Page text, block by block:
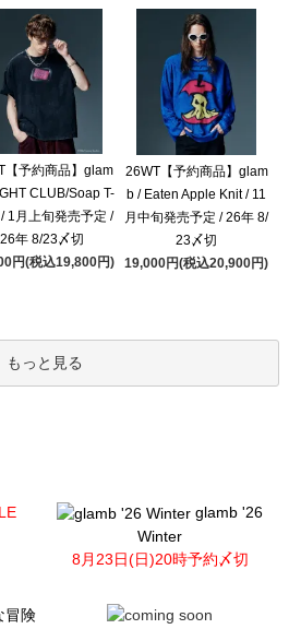
【予約商品】glam
CLUB/Soap T-
1月上旬発売予定 /
26年 8/23〆切
円(税込19,800円)
26WT【予約商品】glam
b / Eaten Apple Knit / 11
月中旬発売予定 / 26年 8/
23〆切
19,000円(税込20,900円)
もっと見る
glamb '26
Winter
8月23日(日)20時予約〆切